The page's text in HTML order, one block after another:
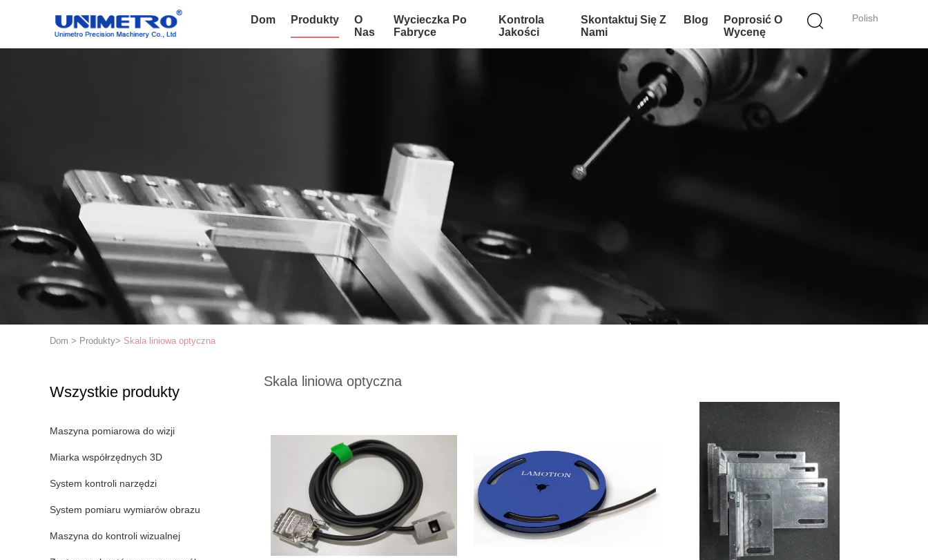
Polish
Dom Produkty
O
Nas
Wycieczka Po
Fabryce
Kontrola
Jakości
Skontaktuj Się Z
Nami
Blog
Poprosić O
Wycenę
Dom > Produkty> Skala liniowa optyczna
Wszystkie produkty
Maszyna pomiarowa do wizji
Miarka współrzędnych 3D
System kontroli narzędzi
System pomiaru wymiarów obrazu
Maszyna do kontroli wizualnej
Skala liniowa optyczna